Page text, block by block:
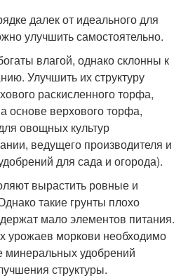
далек от идеального для
улучшить самостоятельно.
влагой, однако склонны к
Улучшить их структуру
раскисленного торфа,
основе верхового торфа,
овощных культур
ведущего производителя и
для сада и огорода).
вырастить ровные и
такие грунты плохо
мало элементов питания.
урожаев моркови необходимо
минеральных удобрений
структуры.